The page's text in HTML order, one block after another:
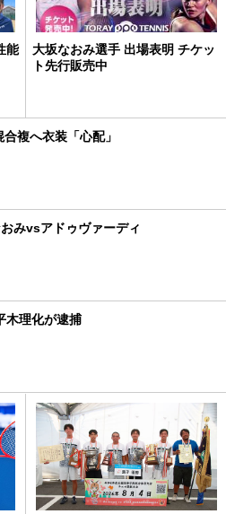
能
大坂なおみ選手 出場表明 チケッ
ト先行販売中
複へ衣装「心配」
おみvsアドゥヴァーディ
木理化が逮捕